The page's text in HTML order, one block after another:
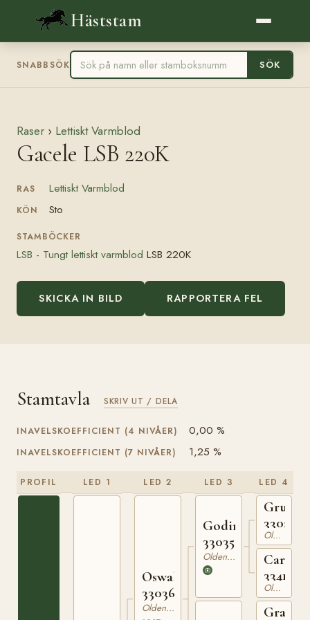
Häststam
SNABBSÖK SÖK
Raser › Lettiskt Varmblod
Gacele LSB 220K
RAS Lettiskt Varmblod
KÖN Sto
STAMBÖCKER
LSB - Tungt lettiskt varmblod LSB 220K
SKICKA IN BILD RAPPORTERA FEL
Stamtavla SKRIV UT / DELA
INAVELSKOEFFICIENT (4 NIVÅER) 0,00 %
INAVELSKOEFFICIENT (7 NIVÅER) 1,25 %
PROFIL LED 1 LED 2
Oswald
330363937
Oldenburgare
LED 3
Godin
330355533
Oldenburgare
LED 4
Gruson
Oldenburgare
Carelda
Oldenburgare
Graditz